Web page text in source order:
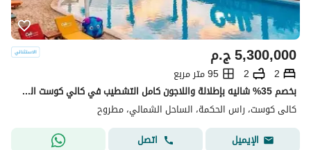
ج.م5,300,000
2
2
95 متر مربع
بخصم 35% شاليه بإطلالة واللاجون كامل التشطيب في كالي كوست الساحل الشمالي cali Coast,North Coastبجوار فوكا باي و سيزر و هاسيندا
كالى كوست، راس الحكمة، الساحل الشمالي، مطروح
الإيميل
اتصل